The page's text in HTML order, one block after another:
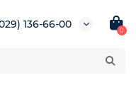
136-66-00
0